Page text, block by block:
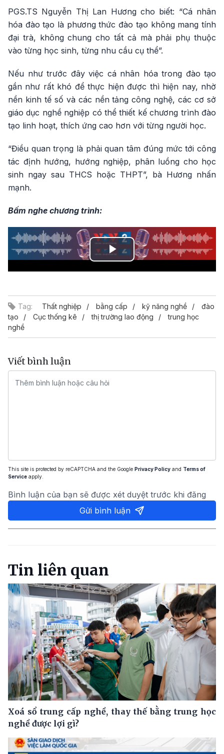
PGS.TS Nguyễn Thị Lan Hương cho biết: “Cá nhân
hóa đào tạo là phương thức đào tạo không mang tính
đại trà, không chung cho tất cả mà phải phụ thuộc
vào từng học sinh, từng nhu cầu cụ thể”.
Nếu như trước đây việc cá nhân hóa trong đào tạo
gần như rất khó để thực hiện được thì hiện nay, nhờ
nền kinh tế số và các nền tảng công nghệ, các cơ sở
giáo dục nghề nghiệp có thể thiết kế chương trình đào
tạo linh hoạt, thích ứng cao hơn với từng người học.
“Điều quan trọng là phải quan tâm đúng mức tới công
tác định hướng, hướng nghiệp, phân luồng cho học
sinh ngay sau THCS hoặc THPT”, bà Hương nhấn
mạnh.
Bấm nghe chương trình:
Play
Tag: Thất nghiệp bằng cấp kỹ năng nghề
đào
tạo
Cục thống kê thị trường lao động
trung học
nghề
Viết bình luận
This site is protected by reCAPTCHA and the Google Privacy Policy and Terms of
Service apply.
Bình luận của bạn sẽ được xét duyệt trước khi đăng
Gửi bình luận
Tin liên quan
Xoá sổ trung cấp nghề, thay thế bằng trung học
nghề được lợi gì?